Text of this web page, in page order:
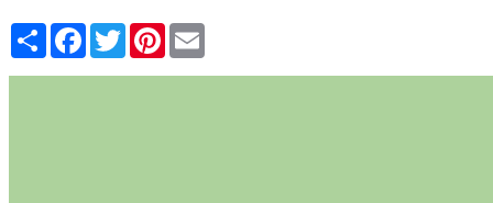
Share Facebook
TwitterPinterest